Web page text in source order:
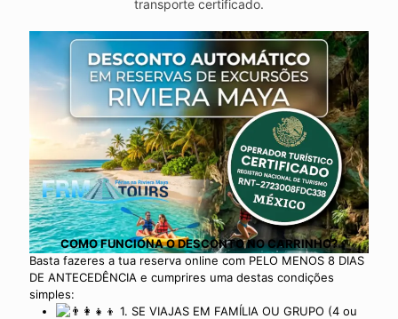
transporte certificado.
COMO FUNCIONA O DESCONTO NO CARRINHO?
Basta fazeres a tua reserva online com PELO MENOS 8 DIAS
DE ANTECEDÊNCIA e cumprires uma destas condições
simples:
1. SE VIAJAS EM FAMÍLIA OU GRUPO (4 ou